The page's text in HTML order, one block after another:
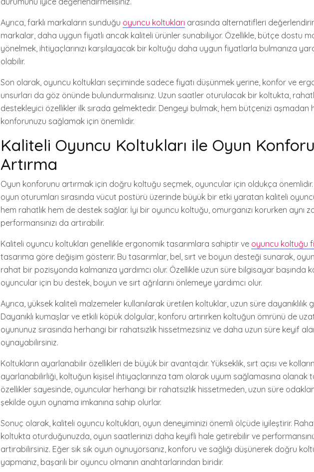
Ayrıca, farklı markaların sunduğu oyuncu koltukları arasında alternatifleri
markalar, daha uygun fiyatlı ancak kaliteli ürünler sunabiliyor. Özellikle, bütçe dostu
yönelmek, ihtiyaçlarınızı karşılayacak bir koltuğu daha uygun fiyatlarla bulmanıza
olabilir.
Son olarak, oyuncu koltukları seçiminde sadece fiyatı düşünmek yerine, konfor ve
unsurları da göz önünde bulundurmalısınız. Uzun saatler oturulacak bir koltukta,
destekleyici özellikler ilk sırada gelmektedir. Dengeyi bulmak, hem bütçenizi aşmadan
konforunuzu sağlamak için önemlidir.
Kaliteli Oyuncu Koltukları ile Oyun
Artırma
Oyun konforunu artırmak için doğru koltuğu seçmek, oyuncular için oldukça önemlidir.
oyun oturumları sırasında vücut postürü üzerinde büyük bir etki yaratan kaliteli
hem rahatlık hem de destek sağlar. İyi bir oyuncu koltuğu, omurganızı korurken aynı
performansınızı da artırabilir.
Kaliteli oyuncu koltukları genellikle ergonomik tasarımlara sahiptir ve oyuncu koltuğu
tasarıma göre değişim gösterir. Bu tasarımlar, bel, sırt ve boyun desteği sunarak,
rahat bir pozisyonda kalmanıza yardımcı olur. Özellikle uzun süre bilgisayar başında
oyuncular için bu destek, boyun ve sırt ağrılarını önlemeye yardımcı olur.
Ayrıca, yüksek kaliteli malzemeler kullanılarak üretilen koltuklar, uzun süre dayanıklılık
Dayanıklı kumaşlar ve etkili köpük dolgular, konforu artırırken koltuğun ömrünü de
oyununuz sırasında herhangi bir rahatsızlık hissetmezsiniz ve daha uzun süre keyif
oynayabilirsiniz.
Koltukların ayarlanabilir özellikleri de büyük bir avantajdır. Yükseklik, sırt açısı ve kolların
ayarlanabilirliği, koltuğun kişisel ihtiyaçlarınıza tam olarak uyum sağlamasına olanak
özellikler sayesinde, oyuncular herhangi bir rahatsızlık hissetmeden, uzun süre
şekilde oyun oynama imkanına sahip olurlar.
Sonuç olarak, kaliteli oyuncu koltukları, oyun deneyiminizi önemli ölçüde iyileştirir.
koltukta oturduğunuzda, oyun saatlerinizi daha keyifli hale getirebilir ve
artırabilirsiniz. Eğer sık sık oyun oynuyorsanız, konforu ve sağlığı düşünerek doğru
yapmanız, başarılı bir oyuncu olmanın anahtarlarından biridir.